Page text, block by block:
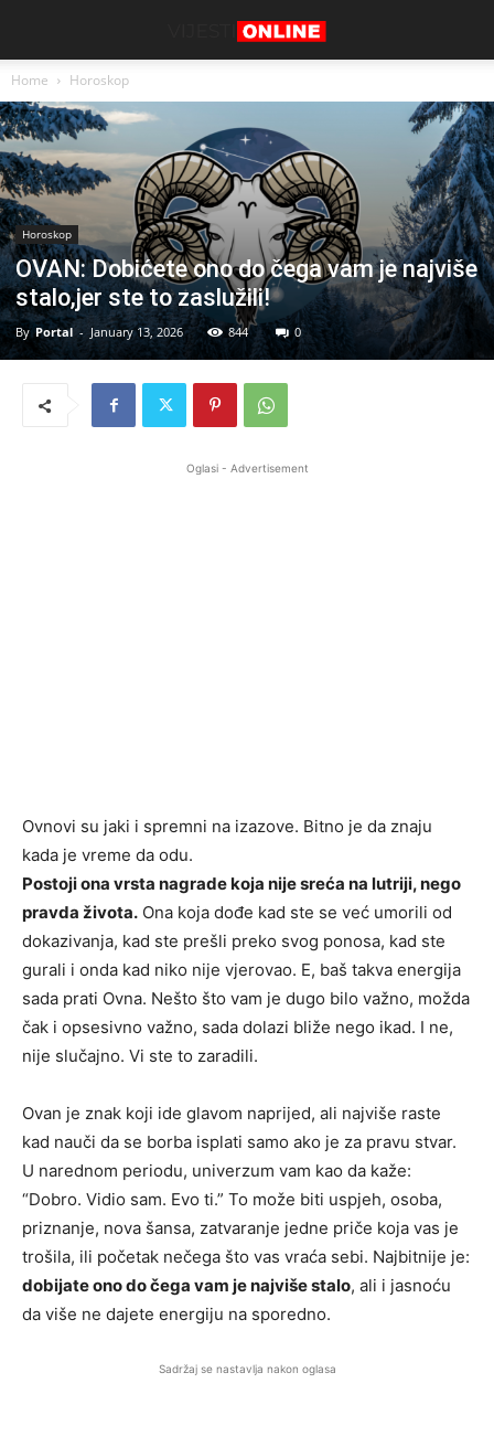
Home Horoskop
Horoskop
OVAN: Dobićete ono do čega vam je najviše
stalo,jer ste to zaslužili!
By Portal - January 13, 2026 844 0
Oglasi - Advertisement
Ovnovi su jaki i spremni na izazove. Bitno je da znaju
kada je vreme da odu.
Postoji ona vrsta nagrade koja nije sreća na lutriji, nego
pravda života. Ona koja dođe kad ste se već umorili od
dokazivanja, kad ste prešli preko svog ponosa, kad ste
gurali i onda kad niko nije vjerovao. E, baš takva energija
sada prati Ovna. Nešto što vam je dugo bilo važno, možda
čak i opsesivno važno, sada dolazi bliže nego ikad. I ne,
nije slučajno. Vi ste to zaradili.
Ovan je znak koji ide glavom naprijed, ali najviše raste
kad nauči da se borba isplati samo ako je za pravu stvar.
U narednom periodu, univerzum vam kao da kaže:
“Dobro. Vidio sam. Evo ti.” To može biti uspjeh, osoba,
priznanje, nova šansa, zatvaranje jedne priče koja vas je
trošila, ili početak nečega što vas vraća sebi. Najbitnije je:
dobijate ono do čega vam je najviše stalo, ali i jasnoću
da više ne dajete energiju na sporedno.
Sadržaj se nastavlja nakon oglasa